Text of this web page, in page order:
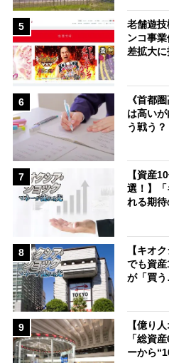
5
老舗遊
ンコ事
差拡大
6
《首都
は高い
う戦う
7
【資産
選！】
れる期
8
【キオ
でも資
が「買
9
【億り
「総資
ーから